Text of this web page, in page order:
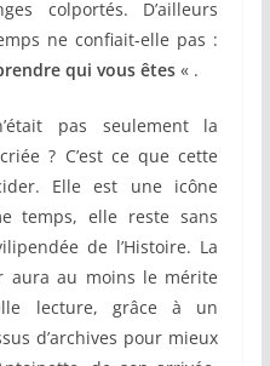
colportés. D’ailleurs
ne confiait-elle pas :
qui vous êtes« .
pas seulement la
? C’est ce que cette
Elle est une icône
temps, elle reste sans
de l’Histoire. La
aura au moins le mérite
lecture, grâce à un
d’archives pour mieux